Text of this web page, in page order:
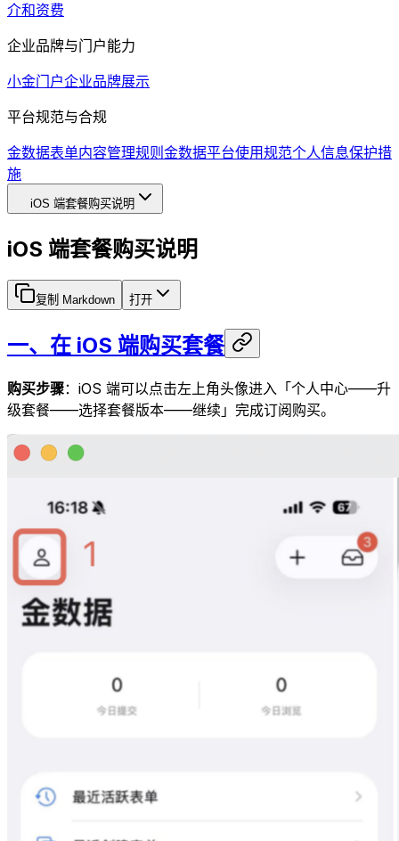
介和资费
企业品牌与门户能力
小金门户企业品牌展示
平台规范与合规
金数据表单内容管理规则金数据平台使用规范个人信息保护措
施
iOS 端套餐购买说明
iOS 端套餐购买说明
复制 Markdown 打开
一、在 iOS 端购买套餐
购买步骤：iOS 端可以点击左上角头像进入「个人中心——升
级套餐——选择套餐版本——继续」完成订阅购买。